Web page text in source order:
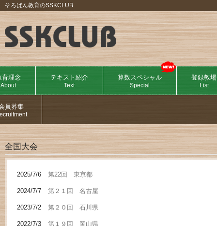
そろばん教育のSSKCLUB
育理念
About
テキスト紹介
Text
算数スペシャル
Special
登録教場
List
員募集
全国大会
2025/7/6 第22回 東京都
2024/7/7 第２１回 名古屋
2023/7/2 第２０回 石川県
2022/7/3 第１９回 岡山県